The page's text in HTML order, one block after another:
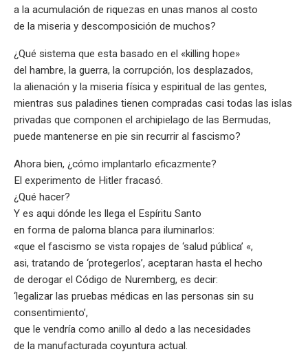
a la acumulación de riquezas en unas manos al costo
de la miseria y descomposición de muchos?
¿Qué sistema que esta basado en el «killing hope»
del hambre, la guerra, la corrupción, los desplazados,
la alienación y la miseria física y espiritual de las gentes,
mientras sus paladines tienen compradas casi todas las islas
privadas que componen el archipielago de las Bermudas,
puede mantenerse en pie sin recurrir al fascismo?
Ahora bien, ¿cómo implantarlo eficazmente?
El experimento de Hitler fracasó.
¿Qué hacer?
Y es aqui dónde les llega el Espíritu Santo
en forma de paloma blanca para iluminarlos:
«que el fascismo se vista ropajes de ‘salud pública’ «,
asi, tratando de ‘protegerlos’, aceptaran hasta el hecho
de derogar el Código de Nuremberg, es decir:
‘legalizar las pruebas médicas en las personas sin su
consentimiento’,
que le vendría como anillo al dedo a las necesidades
de la manufacturada coyuntura actual.